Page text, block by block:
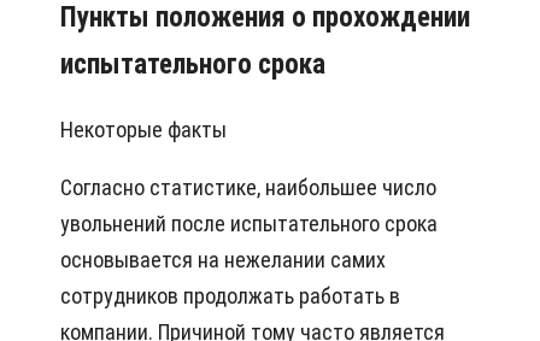
Пункты положения о прохождении
испытательного срока
Некоторые факты
Согласно статистике, наибольшее число
увольнений после испытательного срока
основывается на нежелании самих
сотрудников продолжать работать в
компании. Причиной тому часто является